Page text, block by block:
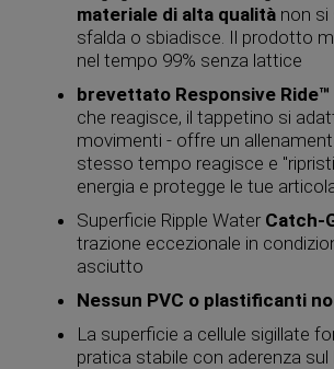
materiale di alta qualità non si
sfalda o sbiadisce. Il prodotto
nel tempo 99% senza lattice
brevettato Responsive Ride™
che reagisce, il tappetino si
movimenti - offre un
stesso tempo reagisce e
energia e protegge le tue
Superficie Ripple Water Catch-
trazione eccezionale in
asciutto
Nessun PVC o plastificanti
La superficie a cellule sigillate
pratica stabile con aderenza